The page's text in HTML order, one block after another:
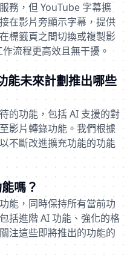
務，但 YouTube 字幕擴
在影片旁顯示字幕，提供
標籤頁之間切換或複製影
流程更高效且無干擾。
能未來計劃推出哪些
的功能，包括 AI 支援的對
影片轉錄功能。我們根據
不斷改進擴充功能的功能
嗎？
能，同時保持所有當前功
括進階 AI 功能、強化的格
注這些即將推出的功能的